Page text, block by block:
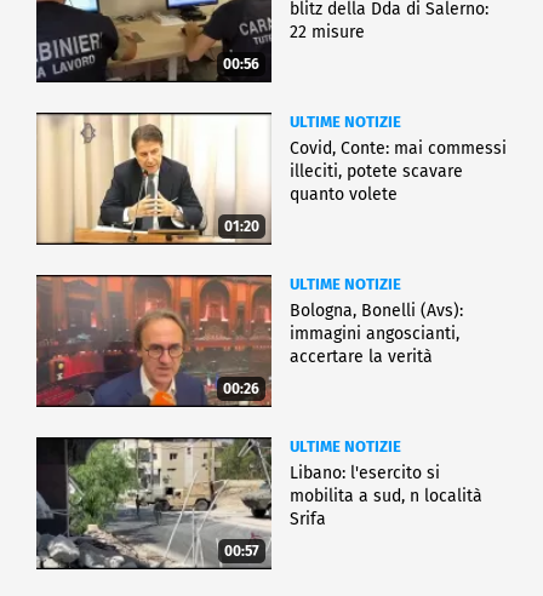
00:56
blitz della Dda di Salerno:
22 misure
01:20
ULTIME NOTIZIE
Covid, Conte: mai commessi
illeciti, potete scavare
quanto volete
00:26
ULTIME NOTIZIE
Bologna, Bonelli (Avs):
immagini angoscianti,
accertare la verità
00:57
ULTIME NOTIZIE
Libano: l'esercito si
mobilita a sud, n località
Srifa